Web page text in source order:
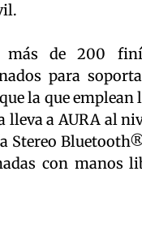
más de 200
para
la que emplean
a AURA al
Stereo
con manos